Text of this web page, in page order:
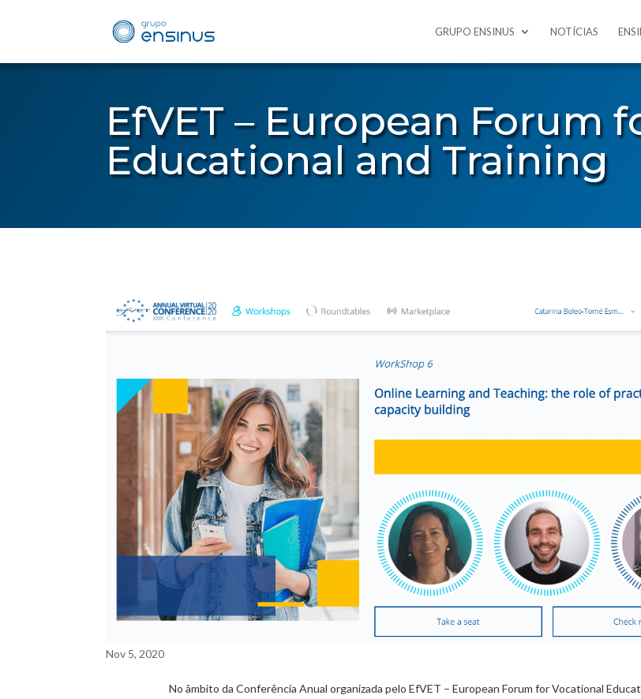
GRUPO ENSINUS NOTÍCIAS
EfVET – European Forum
Educational and Training
Nov 5, 2020
No âmbito da Conferência Anual organizada pelo EfVET – European Forum for Vocational